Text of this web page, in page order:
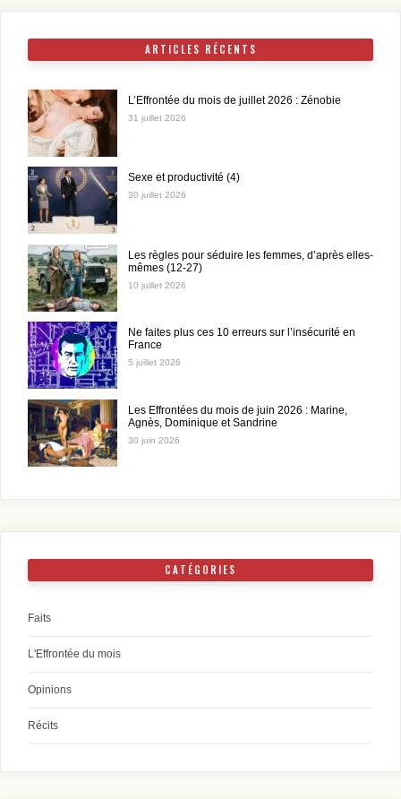
ARTICLES RÉCENTS
L’Effrontée du mois de juillet 2026 : Zénobie
31 juillet 2026
Sexe et productivité (4)
30 juillet 2026
Les règles pour séduire les femmes, d’après elles-
mêmes (12-27)
10 juillet 2026
Ne faites plus ces 10 erreurs sur l’insécurité en
France
5 juillet 2026
Les Effrontées du mois de juin 2026 : Marine,
Agnès, Dominique et Sandrine
30 juin 2026
CATÉGORIES
Faits
L'Effrontée du mois
Opinions
Récits